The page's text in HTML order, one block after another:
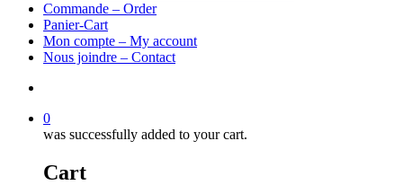
Commande – Order
Panier-Cart
Mon compte – My account
Nous joindre – Contact
0
was successfully added to your cart.
Cart